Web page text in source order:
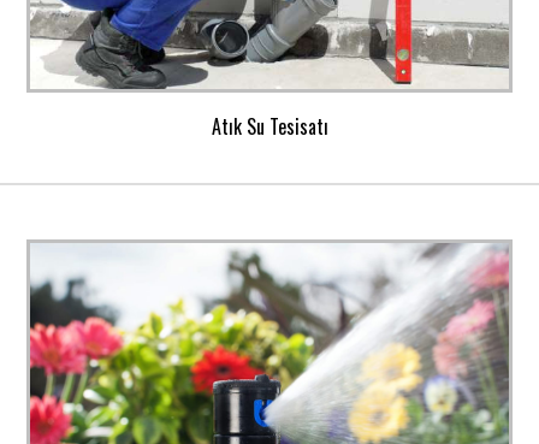
Atık Su Tesisatı